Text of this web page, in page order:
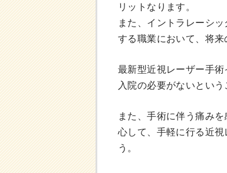
リットなります。
また、イントラレーシ
する職業において、将来
最新型近視レーザー手
入院の必要がないとい
また、手術に伴う痛み
心して、手軽に行る近
う。